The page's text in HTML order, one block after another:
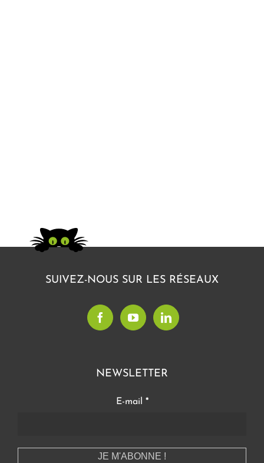
SUIVEZ-NOUS SUR LES RÉSEAUX
NEWSLETTER
E-mail *